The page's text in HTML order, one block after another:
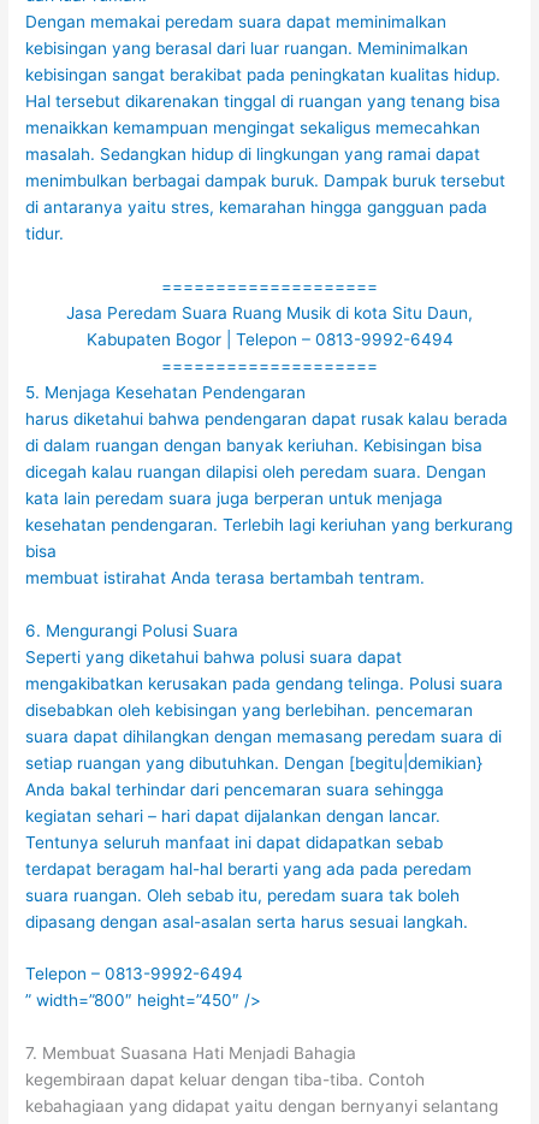
Dengan memakai peredam suara dapat meminimalkan
kebisingan yang berasal dari luar ruangan. Meminimalkan
kebisingan sangat berakibat pada peningkatan kualitas hidup.
Hal tersebut dikarenakan tinggal di ruangan yang tenang bisa
menaikkan kemampuan mengingat sekaligus memecahkan
masalah. Sedangkan hidup di lingkungan yang ramai dapat
menimbulkan berbagai dampak buruk. Dampak buruk tersebut
di antaranya yaitu stres, kemarahan hingga gangguan pada
tidur.
====================
Jasa Peredam Suara Ruang Musik di kota Situ Daun,
Kabupaten Bogor | Telepon – 0813-9992-6494
====================
5. Menjaga Kesehatan Pendengaran
harus diketahui bahwa pendengaran dapat rusak kalau berada
di dalam ruangan dengan banyak keriuhan. Kebisingan bisa
dicegah kalau ruangan dilapisi oleh peredam suara. Dengan
kata lain peredam suara juga berperan untuk menjaga
kesehatan pendengaran. Terlebih lagi keriuhan yang berkurang
bisa
membuat istirahat Anda terasa bertambah tentram.
6. Mengurangi Polusi Suara
Seperti yang diketahui bahwa polusi suara dapat
mengakibatkan kerusakan pada gendang telinga. Polusi suara
disebabkan oleh kebisingan yang berlebihan. pencemaran
suara dapat dihilangkan dengan memasang peredam suara di
setiap ruangan yang dibutuhkan. Dengan [begitu|demikian}
Anda bakal terhindar dari pencemaran suara sehingga
kegiatan sehari – hari dapat dijalankan dengan lancar.
Tentunya seluruh manfaat ini dapat didapatkan sebab
terdapat beragam hal-hal berarti yang ada pada peredam
suara ruangan. Oleh sebab itu, peredam suara tak boleh
dipasang dengan asal-asalan serta harus sesuai langkah.
Telepon – 0813-9992-6494
” width=”800″ height=”450″ />
7. Membuat Suasana Hati Menjadi Bahagia
kegembiraan dapat keluar dengan tiba-tiba. Contoh
kebahagiaan yang didapat yaitu dengan bernyanyi selantang